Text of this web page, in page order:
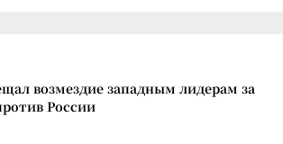
возмездие западным лидерам за
России